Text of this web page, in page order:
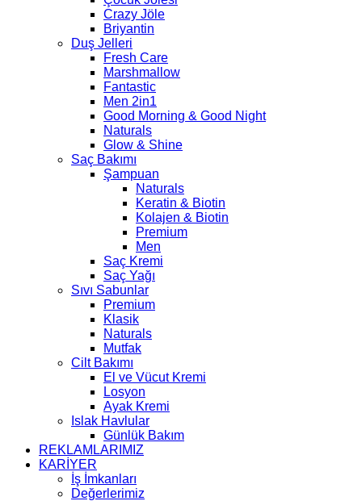
Crazy Jöle
Briyantin
Duş Jelleri
Fresh Care
Marshmallow
Fantastic
Men 2in1
Good Morning & Good Night
Naturals
Glow & Shine
Saç Bakımı
Şampuan
Naturals
Keratin & Biotin
Kolajen & Biotin
Premium
Men
Saç Kremi
Saç Yağı
Sıvı Sabunlar
Premium
Klasik
Naturals
Mutfak
Cilt Bakımı
El ve Vücut Kremi
Losyon
Ayak Kremi
Islak Havlular
Günlük Bakım
REKLAMLARIMIZ
KARİYER
İş İmkanları
Değerlerimiz